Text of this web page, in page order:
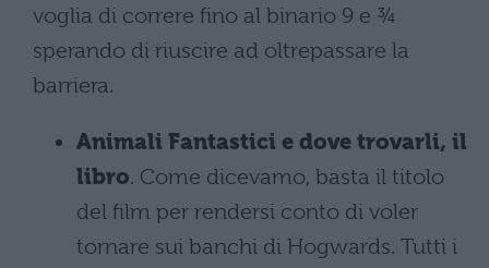
voglia di correre fino al binario 9 e ¾
sperando di riuscire ad oltrepassare la
barriera.
Animali Fantastici e dove trovarli, il
libro. Come dicevamo, basta il titolo
del film per rendersi conto di voler
tornare sui banchi di Hogwards. Tutti i